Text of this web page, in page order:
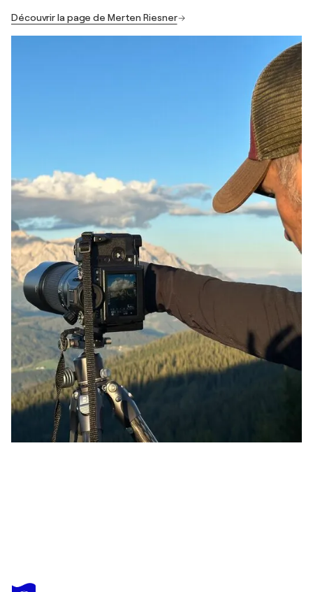
Découvrir la page de Merten Riesner
MERTEN RIESNER